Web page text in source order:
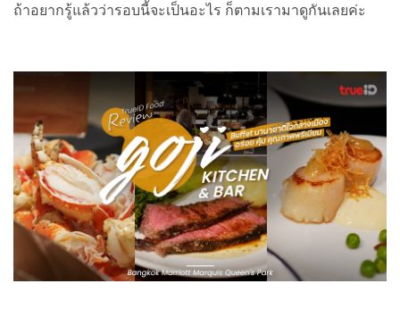
ถ้าอยากรู้แล้วว่ารอบนี้จะเป็นอะไร ก็ตามเรามาดูกันเลยค่ะ